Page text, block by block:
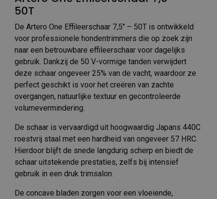
50T
De Artero One Effileerschaar 7,5″ – 50T is ontwikkeld
voor professionele hondentrimmers die op zoek zijn
naar een betrouwbare effileerschaar voor dagelijks
gebruik. Dankzij de 50 V-vormige tanden verwijdert
deze schaar ongeveer 25% van de vacht, waardoor ze
perfect geschikt is voor het creëren van zachte
overgangen, natuurlijke textuur en gecontroleerde
volumevermindering.
De schaar is vervaardigd uit hoogwaardig Japans 440C
roestvrij staal met een hardheid van ongeveer 57 HRC.
Hierdoor blijft de snede langdurig scherp en biedt de
schaar uitstekende prestaties, zelfs bij intensief
gebruik in een druk trimsalon.
De concave bladen zorgen voor een vloeiende,